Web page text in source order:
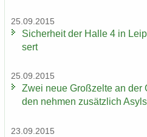
25.09.2015
Si­cher­heit der Halle 4 in
sert
25.09.2015
Zwei neue Groß­zel­te an
den neh­men zu­sätz­lich
23.09.2015